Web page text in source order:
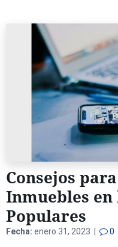
Consejos
Inmuebles en
Populares
Fecha: enero 31, 2023 | 0